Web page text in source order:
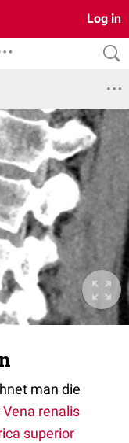
Log in
man die
Vena renalis
superior